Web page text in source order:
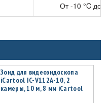
От -10 °C до +
Зонд для видеоэндоскопа
iCartool IC-V112A-10, 2
камеры, 10 м, 8 мм iCartool